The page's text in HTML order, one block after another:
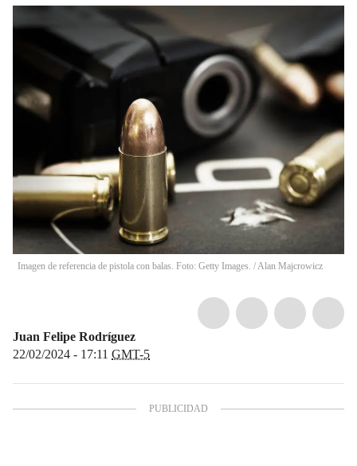
Imagen de referencia de pistola con balas. Foto: Getty Images. / Alan Majcrowicz
Juan Felipe Rodríguez
22/02/2024 - 17:11 GMT-5